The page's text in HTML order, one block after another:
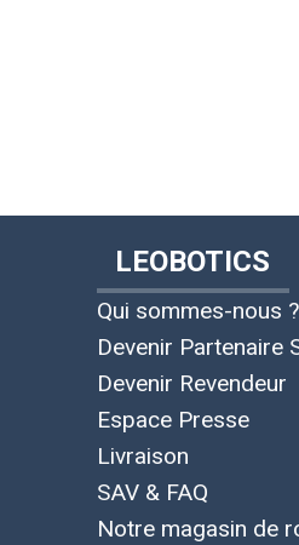
LEOBOTICS
Qui sommes-nous ?
Devenir Partenaire
Devenir Revendeur
Espace Presse
Livraison
SAV & FAQ
Notre magasin de